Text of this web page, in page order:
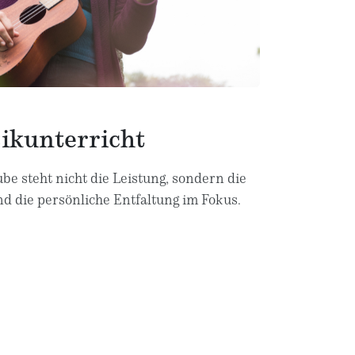
steht nicht die Leistung, sondern die
die persönliche Entfaltung im Fokus.